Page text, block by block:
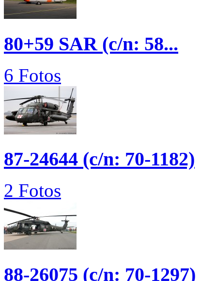
80+59 SAR (c/n: 58...
6 Fotos
87-24644 (c/n: 70-1182)
2 Fotos
88-26075 (c/n: 70-1297)